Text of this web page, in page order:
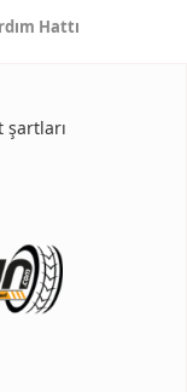
Hattı